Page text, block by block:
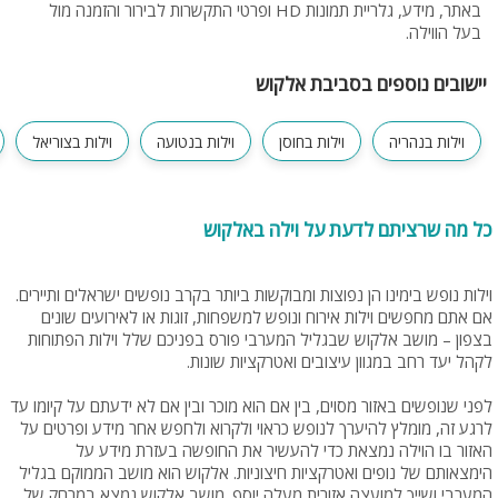
באתר, מידע, גלריית תמונות HD ופרטי התקשרות לבירור והזמנה מול
בעל הווילה.
יישובים נוספים בסביבת אלקוש
וילות בנהריה וילות בחוסן וילות בנטועה וילות בצוריאל
כל מה שרציתם לדעת על וילה באלקוש
וילות נופש בימינו הן נפוצות ומבוקשות ביותר בקרב נופשים ישראלים ותיירים.
אם אתם מחפשים וילות אירוח ונופש למשפחות, זוגות או לאירועים שונים
בצפון – מושב אלקוש שבגליל המערבי פורס בפניכם שלל וילות הפתוחות
לקהל יעד רחב במגוון עיצובים ואטרקציות שונות.
לפני שנופשים באזור מסוים, בין אם הוא מוכר ובין אם לא ידעתם על קיומו עד
לרגע זה, מומלץ להיערך לנופש כראוי ולקרוא ולחפש אחר מידע ופרטים על
האזור בו הוילה נמצאת כדי להעשיר את החופשה בעזרת מידע על
הימצאותם של נופים ואטרקציות חיצוניות. אלקוש הוא מושב הממוקם בגליל